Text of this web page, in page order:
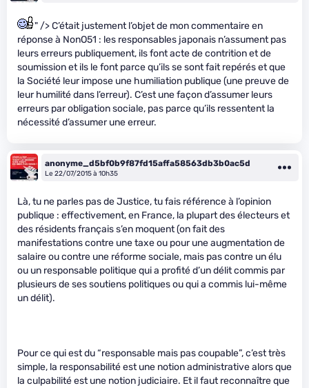
" /> C’était justement l’objet de mon commentaire en
réponse à NonO51 : les responsables japonais n’assument pas
leurs erreurs publiquement, ils font acte de contrition et de
soumission et ils le font parce qu’ils se sont fait repérés et que
la Société leur impose une humiliation publique (une preuve de
leur humilité dans l’erreur). C’est une façon d’assumer leurs
erreurs par obligation sociale, pas parce qu’ils ressentent la
nécessité d’assumer une erreur.
anonyme_d5bf0b9f87fd15affa58563db3b0ac5d
Le 22/07/2015 à 10h35
Là, tu ne parles pas de Justice, tu fais référence à l’opinion
publique : effectivement, en France, la plupart des électeurs et
des résidents français s’en moquent (on fait des
manifestations contre une taxe ou pour une augmentation de
salaire ou contre une réforme sociale, mais pas contre un élu
ou un responsable politique qui a profité d’un délit commis par
plusieurs de ses soutiens politiques ou qui a commis lui-même
un délit).
Pour ce qui est du “responsable mais pas coupable”, c’est très
simple, la responsabilité est une notion administrative alors que
la culpabilité est une notion judiciaire. Et il faut reconnaître que